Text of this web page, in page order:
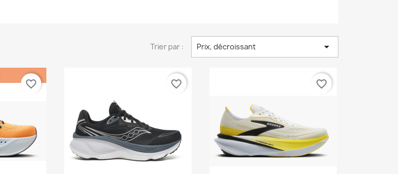
Trier par : Prix, décroissant 
favorite_border favorite_border favorite_border